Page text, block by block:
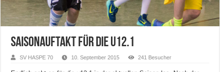
Saisonauftakt für die u12.1
SV HASPE 70 10. September 2015 241 Besucher